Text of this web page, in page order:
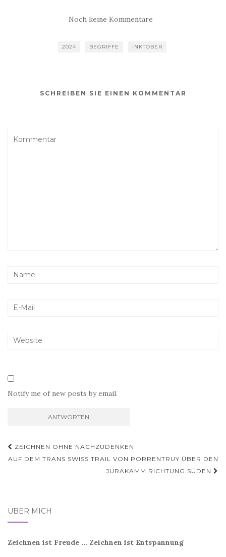
Noch keine Kommentare
2024 BEGRIFFE INKTOBER
SCHREIBEN SIE EINEN KOMMENTAR
Notify me of new posts by email.
Beitragsnavigation
ZEICHNEN OHNE NACHZUDENKEN
AUF DEM TRANS SWISS TRAIL VON PORRENTRUY ÜBER DEN
JURAKAMM RICHTUNG SÜDEN
ÜBER MICH
Zeichnen ist Freude ... Zeichnen ist Entspannung